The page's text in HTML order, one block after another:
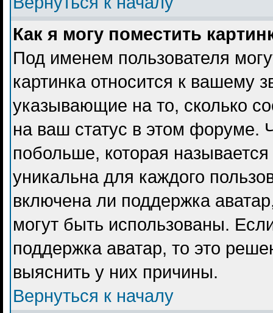
Как я могу поместить
Под именем пользователя
картинка относится к вашему
указывающие на то, сколько
на ваш статус в этом форуме.
побольше, которая
уникальна для каждого
включена ли поддержка
могут быть использованы.
поддержка аватар, то это
выяснить у них причины.
Вернуться к началу